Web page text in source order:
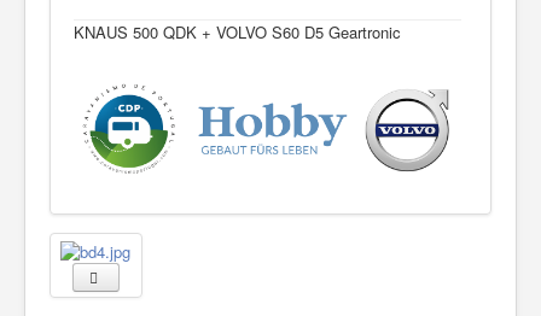
KNAUS 500 QDK + VOLVO S60 D5 Geartronic